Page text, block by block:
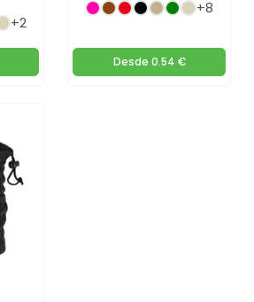
+2
+8
Desde 0.54 €